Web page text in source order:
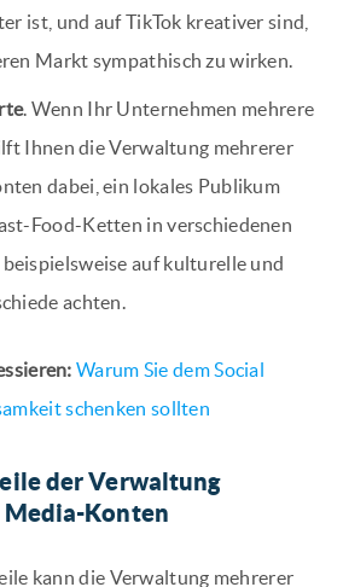
ist, und auf TikTok kreativer sind,
Markt sympathisch zu wirken.
. Wenn Ihr Unternehmen mehrere
Ihnen die Verwaltung mehrerer
dabei, ein lokales Publikum
Food-Ketten in verschiedenen
beispielsweise auf kulturelle und
achten.
Warum Sie dem Social
schenken sollten
der Verwaltung
Media-Konten
kann die Verwaltung mehrerer